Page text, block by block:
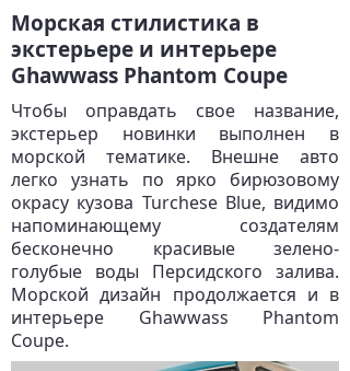
Морская стилистика в
экстерьере и интерьере
Ghawwass Phantom Coupe
Чтобы оправдать свое название,
экстерьер новинки выполнен в
морской тематике. Внешне авто
легко узнать по ярко бирюзовому
окрасу кузова Turchese Blue, видимо
напоминающему создателям
бесконечно красивые зелено-
голубые воды Персидского залива.
Морской дизайн продолжается и в
интерьере Ghawwass Phantom
Coupe.